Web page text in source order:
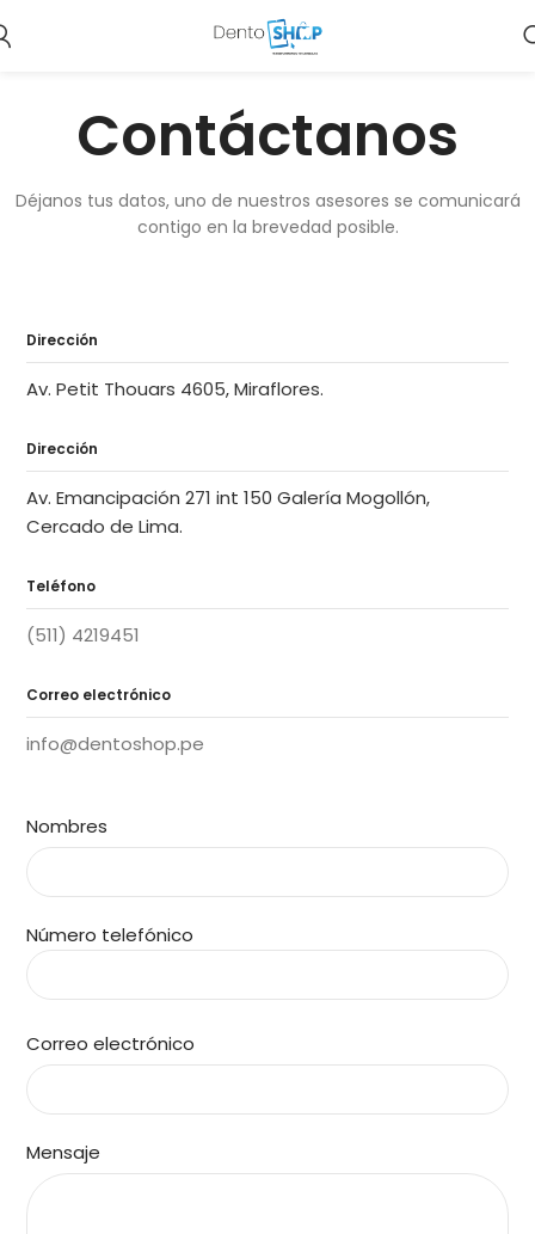
Contáctanos
Déjanos tus datos, uno de nuestros asesores se comunicará
contigo en la brevedad posible.
Dirección
Av. Petit Thouars 4605, Miraflores.
Dirección
Av. Emancipación 271 int 150 Galería Mogollón,
Cercado de Lima.
Teléfono
(511) 4219451
Correo electrónico
info@dentoshop.pe
Nombres
Número telefónico
Correo electrónico
Mensaje